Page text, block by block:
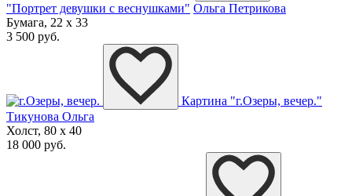
"Портрет девушки с веснушками" Ольга Петрикова
Бумага, 22 x 33
3 500 руб.
Картина "г.Озеры, вечер."
Тикунова Ольга
Холст, 80 x 40
18 000 руб.